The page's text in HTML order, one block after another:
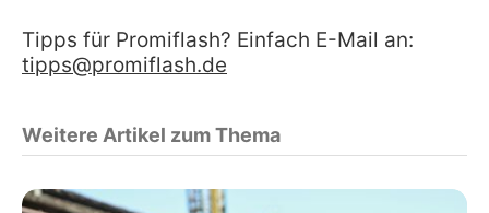
Tipps für Promiflash? Einfach E-Mail an:
tipps@promiflash.de
Weitere Artikel zum Thema